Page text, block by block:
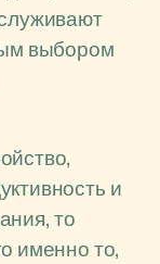
выбором
и
то
именно то,